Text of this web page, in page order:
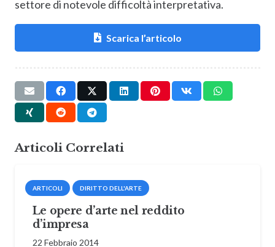
settore di notevole difficoltà interpretativa.
Scarica l’articolo
Articoli Correlati
ARTICOLI DIRITTO DELL'ARTE
Le opere d’arte nel reddito
d’impresa
22 Febbraio 2014